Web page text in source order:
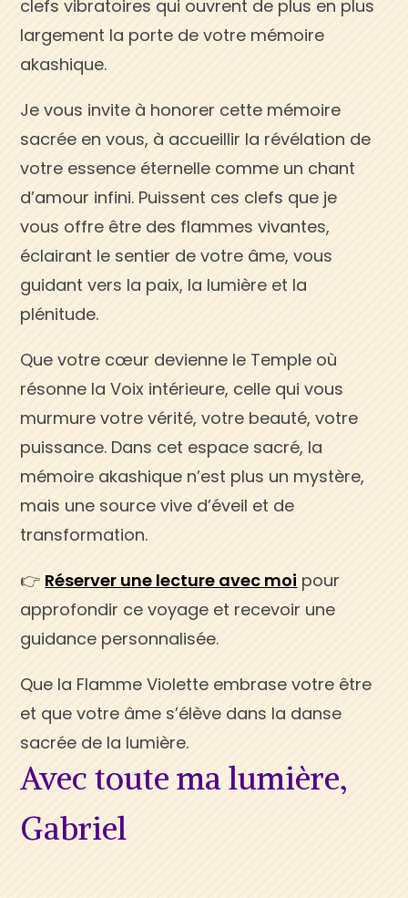
clefs vibratoires qui ouvrent de plus en plus
largement la porte de votre mémoire
akashique.
Je vous invite à honorer cette mémoire
sacrée en vous, à accueillir la révélation de
votre essence éternelle comme un chant
d’amour infini. Puissent ces clefs que je
vous offre être des flammes vivantes,
éclairant le sentier de votre âme, vous
guidant vers la paix, la lumière et la
plénitude.
Que votre cœur devienne le Temple où
résonne la Voix intérieure, celle qui vous
murmure votre vérité, votre beauté, votre
puissance. Dans cet espace sacré, la
mémoire akashique n’est plus un mystère,
mais une source vive d’éveil et de
transformation.
👉 Réserver une lecture avec moi pour
approfondir ce voyage et recevoir une
guidance personnalisée.
Que la Flamme Violette embrase votre être
et que votre âme s’élève dans la danse
sacrée de la lumière.
Avec toute ma lumière,
Gabriel